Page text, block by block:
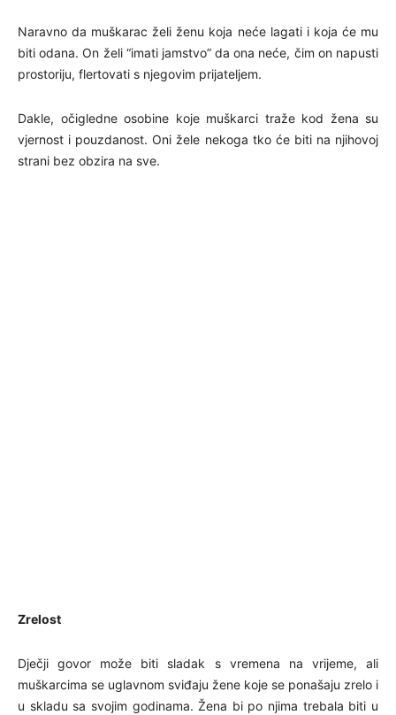
Naravno da muškarac želi ženu koja neće lagati i koja će mu
biti odana. On želi “imati jamstvo” da ona neće, čim on napusti
prostoriju, flertovati s njegovim prijateljem.
Dakle, očigledne osobine koje muškarci traže kod žena su
vjernost i pouzdanost. Oni žele nekoga tko će biti na njihovoj
strani bez obzira na sve.
Zrelost
Dječji govor može biti sladak s vremena na vrijeme, ali
muškarcima se uglavnom sviđaju žene koje se ponašaju zrelo i
u skladu sa svojim godinama. Žena bi po njima trebala biti u